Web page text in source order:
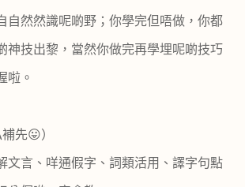
自然然識呢啲野；你學完但唔做，你都
神技出黎，當然你做完再學埋呢啲技巧
啦。
補先😛）
文言、咩通假字、詞類活用、譯字句點